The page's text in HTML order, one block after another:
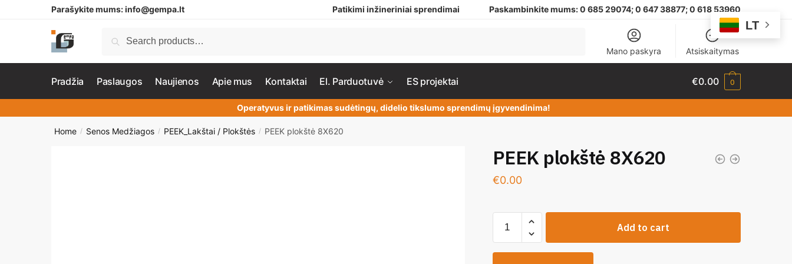
Parašykite mums:info@gempa.lt Patikimi inžineriniai sprendimai Paskambinkite mums:0 685 29074;0 647 38877; 0 618 53960
Search
Mano paskyra
Atsiskaitymas
Pradžia Paslaugos Naujienos Apie mus Kontaktai El. Parduotuvė ES projektai €0.00 0
Operatyvus ir patikimas sudėtingų, didelio tikslumo sprendimų įgyvendinima!
Home / Senos Medžiagos / PEEK_Lakštai / Plokštės / PEEK plokštė 8X620
PEEK plokštė 8X620
€0.00
Add to cart
LT